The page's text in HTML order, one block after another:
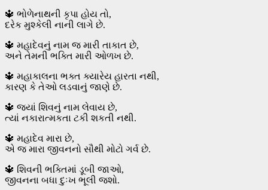
🔱 ભોળેનાથની કૃપા હોય તો,
દરેક મુશ્કેલી નાની લાગે છે.
🔱 મહાદેવનું નામ જ મારી તાકાત છે,
અને તેમની ભક્તિ મારી ઓળખ છે.
🔱 મહાકાલના ભક્ત ક્યારેય હારતા નથી,
કારણ કે તેઓ લડવાનું જાણે છે.
🔱 જ્યાં શિવનું નામ લેવાય છે,
ત્યાં નકારાત્મકતા ટકી શકતી નથી.
🔱 મહાદેવ મારા છે,
એ જ મારા જીવનનો સૌથી મોટો ગર્વ છે.
🔱 શિવની ભક્તિમાં ડૂબી જાઓ,
જીવનના બધા દુઃખ ભૂલી જશો.